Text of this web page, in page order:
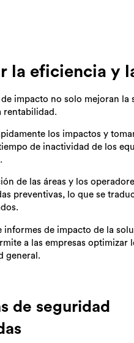
la eficiencia y
de impacto no solo mejoran
rentabilidad.
los impactos y
de inactividad de los
de las áreas y los
preventivas, lo que se
informes de impacto de la
a las empresas
general.
de seguridad